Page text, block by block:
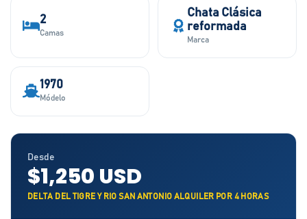
2
Camas
Chata Clásica
reformada
Marca
1970
Módelo
Desde
$1,250 USD
DELTA DEL TIGRE Y RIO SAN ANTONIO ALQUILER POR 4 HORAS